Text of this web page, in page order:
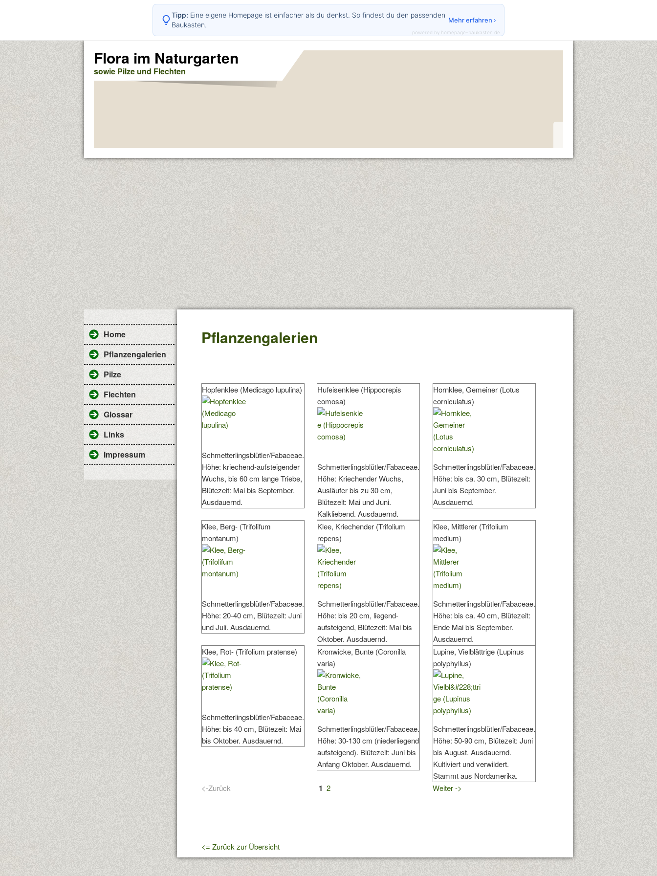
Flora im Naturgarten
sowie Pilze und Flechten
Home
Pflanzengalerien
Pilze
Flechten
Glossar
Links
Impressum
Pflanzengalerien
Hopfenklee (Medicago lupulina)
Schmetterlingsblütler/Fabaceae.
Höhe: kriechend-aufsteigender
Wuchs, bis 60 cm lange Triebe,
Blütezeit: Mai bis September.
Ausdauernd.
Hufeisenklee (Hippocrepis
comosa)
Schmetterlingsblütler/Fabaceae.
Höhe: Kriechender Wuchs,
Ausläufer bis zu 30 cm,
Blütezeit: Mai und Juni.
Kalkliebend. Ausdauernd.
Hornklee, Gemeiner (Lotus
corniculatus)
Schmetterlingsblütler/Fabaceae.
Höhe: bis ca. 30 cm, Blütezeit:
Juni bis September.
Ausdauernd.
Klee, Berg- (Trifolifum
montanum)
Schmetterlingsblütler/Fabaceae.
Höhe: 20-40 cm, Blütezeit: Juni
und Juli. Ausdauernd.
Klee, Kriechender (Trifolium
repens)
Schmetterlingsblütler/Fabaceae.
Höhe: bis 20 cm, liegend-
aufsteigend, Blütezeit: Mai bis
Oktober. Ausdauernd.
Klee, Mittlerer (Trifolium
medium)
Schmetterlingsblütler/Fabaceae.
Höhe: bis ca. 40 cm, Blütezeit:
Ende Mai bis September.
Ausdauernd.
Klee, Rot- (Trifolium pratense)
Schmetterlingsblütler/Fabaceae.
Höhe: bis 40 cm, Blütezeit: Mai
bis Oktober. Ausdauernd.
Kronwicke, Bunte (Coronilla
varia)
Schmetterlingsblütler/Fabaceae.
Höhe: 30-130 cm (niederliegend
aufsteigend). Blütezeit: Juni bis
Anfang Oktober. Ausdauernd.
Lupine, Vielblättrige (Lupinus
polyphyllus)
Schmetterlingsblütler/Fabaceae.
Höhe: 50-90 cm, Blütezeit: Juni
bis August. Ausdauernd.
Kultiviert und verwildert.
Stammt aus Nordamerika.
<-Zurück
1 2 Weiter ->
<= Zurück zur Übersicht
Tipp: Eine eigene Homepage ist einfacher als du denkst. So findest du den passenden
Baukasten.
Mehr erfahren ›
powered by homepage-baukasten.de